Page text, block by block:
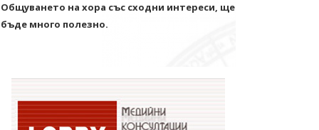
Общуването на хора със сходни интереси, ще
бъде много полезно.